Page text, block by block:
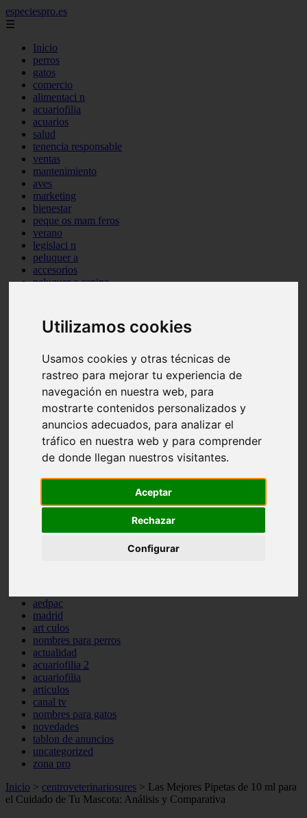
Utilizamos cookies
Usamos cookies y otras técnicas de
rastreo para mejorar tu experiencia de
navegación en nuestra web, para
mostrarte contenidos personalizados y
anuncios adecuados, para analizar el
tráfico en nuestra web y para comprender
de donde llegan nuestros visitantes.
Aceptar
Rechazar
Configurar
especiespro.es
☰
Inicio
perros
gatos
comercio
alimentaci n
acuariofilia
acuarios
salud
tenencia responsable
ventas
mantenimiento
aves
marketing
bienestar
peque os mam feros
verano
legislaci n
peluquer a
accesorios
peluquer a canina
comportamiento
protagonistas
abandono
ferias
higiene
snacks
iberzoo propet
comercios
estanques
conejos
navidad
terapia asistida
aedpac
madrid
art culos
nombres para perros
actualidad
acuariofilia 2
acuariofilia
articulos
canal tv
nombres para gatos
novedades
tablon de anuncios
uncategorized
zona pro
Inicio > centroveterinariosures > Las Mejores Pipetas de 10 ml para
el Cuidado de Tu Mascota: Análisis y Comparativa